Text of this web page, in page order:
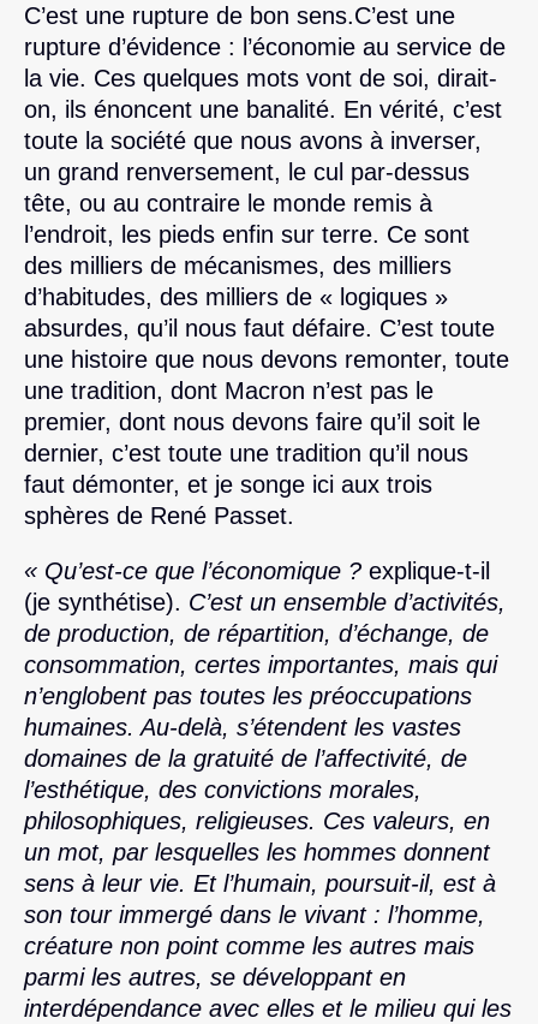
C’est une rupture de bon sens.C’est une
rupture d’évidence : l’économie au service de
la vie. Ces quelques mots vont de soi, dirait-
on, ils énoncent une banalité. En vérité, c’est
toute la société que nous avons à inverser,
un grand renversement, le cul par-dessus
tête, ou au contraire le monde remis à
l’endroit, les pieds enfin sur terre. Ce sont
des milliers de mécanismes, des milliers
d’habitudes, des milliers de « logiques »
absurdes, qu’il nous faut défaire. C’est toute
une histoire que nous devons remonter, toute
une tradition, dont Macron n’est pas le
premier, dont nous devons faire qu’il soit le
dernier, c’est toute une tradition qu’il nous
faut démonter, et je songe ici aux trois
sphères de René Passet.
« Qu’est-ce que l’économique ? explique-t-il
(je synthétise). C’est un ensemble d’activités,
de production, de répartition, d’échange, de
consommation, certes importantes, mais qui
n’englobent pas toutes les préoccupations
humaines. Au-delà, s’étendent les vastes
domaines de la gratuité de l’affectivité, de
l’esthétique, des convictions morales,
philosophiques, religieuses. Ces valeurs, en
un mot, par lesquelles les hommes donnent
sens à leur vie. Et l’humain, poursuit-il, est à
son tour immergé dans le vivant : l’homme,
créature non point comme les autres mais
parmi les autres, se développant en
interdépendance avec elles et le milieu qui les